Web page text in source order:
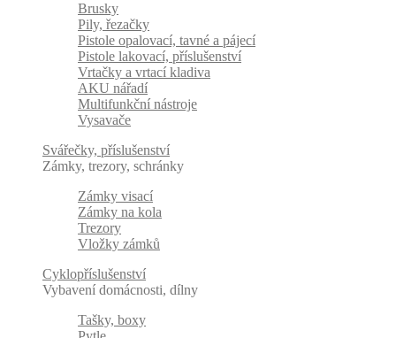
Brusky
Pily, řezačky
Pistole opalovací, tavné a pájecí
Pistole lakovací, příslušenství
Vrtačky a vrtací kladiva
AKU nářadí
Multifunkční nástroje
Vysavače
Svářečky, příslušenství
Zámky, trezory, schránky
Zámky visací
Zámky na kola
Trezory
Vložky zámků
Cyklopříslušenství
Vybavení domácnosti, dílny
Tašky, boxy